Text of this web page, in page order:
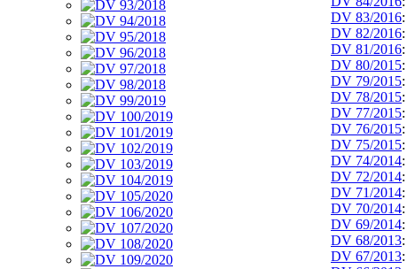
DV 83/2016:
DV 82/2016:
DV 81/2016:
DV 80/2015:
DV 79/2015:
DV 78/2015:
DV 77/2015:
DV 76/2015:
DV 75/2015:
DV 74/2014:
DV 72/2014:
DV 71/2014:
DV 70/2014:
DV 69/2014:
DV 68/2013:
DV 67/2013: